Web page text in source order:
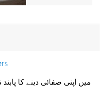
میں اپنی صفائی دینے کا